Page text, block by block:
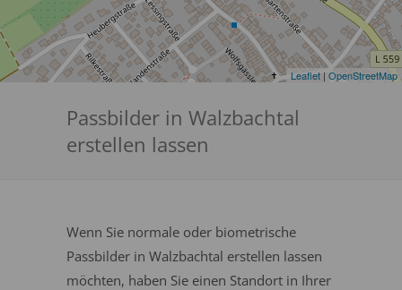
Leaflet | OpenStreetMap
Passbilder in Walzbachtal
erstellen lassen
Wenn Sie normale oder biometrische
Passbilder in Walzbachtal erstellen lassen
möchten, haben Sie einen Standort in Ihrer